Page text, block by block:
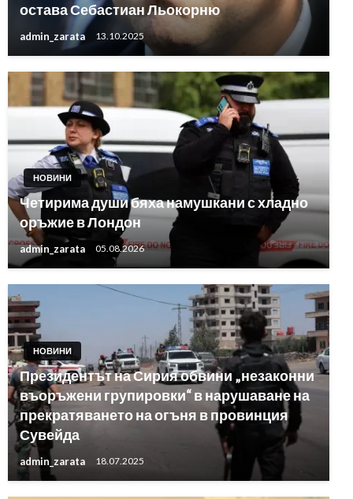
остава Себастиан Льокорню
admin_zarata 13.10.2025
НОВИНИ
Четирима души бяха намушкани с хладно
оръжие в Лондон
admin_zarata 05.08.2026
НОВИНИ
Президентът на Сирия обвини „незаконни
въоръжени групировки“ в нарушаване на
прекратяването на огъня в провинция
Сувейда
admin_zarata 18.07.2025